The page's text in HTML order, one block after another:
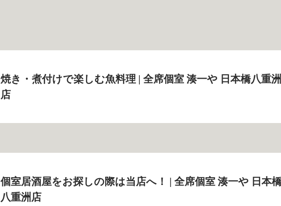
焼き・煮付けで楽しむ魚料理 | 全席個室 湊一や 日本橋八重洲
店
個室居酒屋をお探しの際は当店へ！ | 全席個室 湊一や 日本
八重洲店